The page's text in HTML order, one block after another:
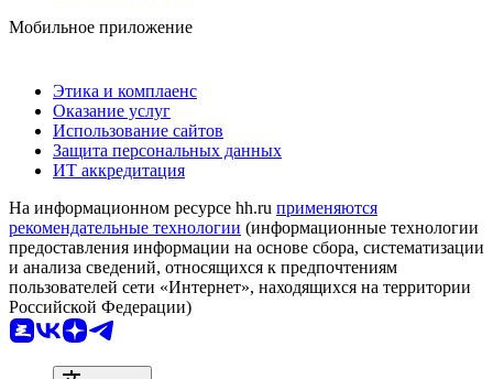
Мобильное приложение
Этика и комплаенс
Оказание услуг
Использование сайтов
Защита персональных данных
ИТ аккредитация
На информационном ресурсе hh.ru применяются
рекомендательные технологии (информационные технологии
предоставления информации на основе сбора, систематизации
и анализа сведений, относящихся к предпочтениям
пользователей сети «Интернет», находящихся на территории
Российской Федерации)